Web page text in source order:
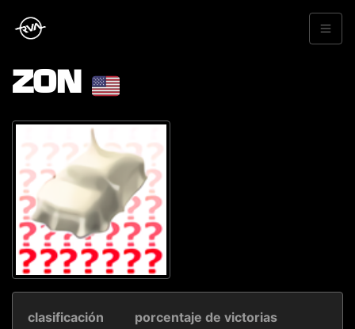
ZON
clasificación porcentaje de victorias